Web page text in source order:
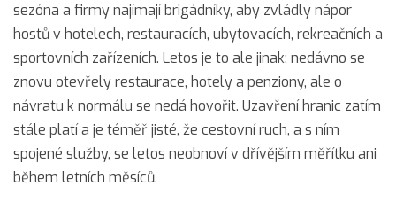
sezóna a firmy najímají brigádníky, aby zvládly nápor
hostů v hotelech, restauracích, ubytovacích, rekreačních a
sportovních zařízeních. Letos je to ale jinak: nedávno se
znovu otevřely restaurace, hotely a penziony, ale o
návratu k normálu se nedá hovořit. Uzavření hranic zatím
stále platí a je téměř jisté, že cestovní ruch, a s ním
spojené služby, se letos neobnoví v dřívějším měřítku ani
během letních měsíců.